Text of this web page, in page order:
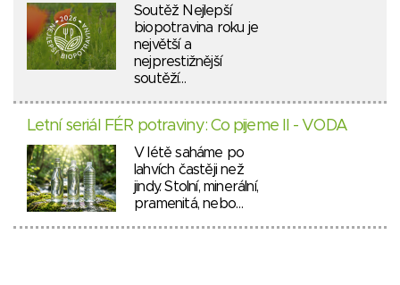
Soutěž Nejlepší
biopotravina roku je
největší a
nejprestižnější
soutěží…
Letní seriál FÉR potraviny: Co pijeme II - VODA
V létě saháme po
lahvích častěji než
jindy. Stolní, minerální,
pramenitá, nebo…